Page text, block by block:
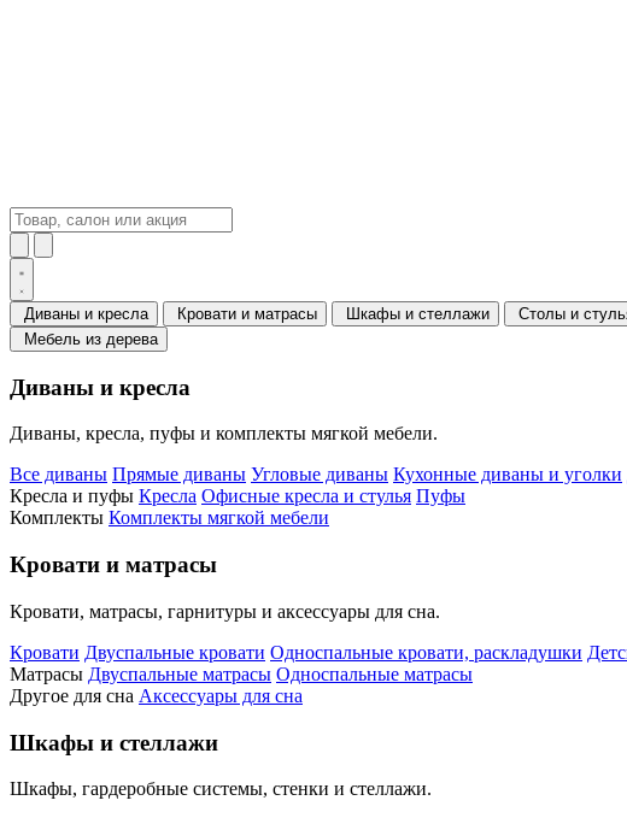
Диваны и кресла Кровати и матрасы Шкафы и стеллажи Столы и
Мебель из дерева
Диваны и кресла
Диваны, кресла, пуфы и комплекты мягкой мебели.
Все диваны Прямые диваны Угловые диваны Кухонные диваны и уголки
Кресла и пуфы Кресла Офисные кресла и стулья Пуфы
Комплекты Комплекты мягкой мебели
Кровати и матрасы
Кровати, матрасы, гарнитуры и аксессуары для сна.
Кровати Двуспальные кровати Односпальные кровати, раскладушки
Матрасы Двуспальные матрасы Односпальные матрасы
Другое для сна Аксессуары для сна
Шкафы и стеллажи
Шкафы, гардеробные системы, стенки и стеллажи.